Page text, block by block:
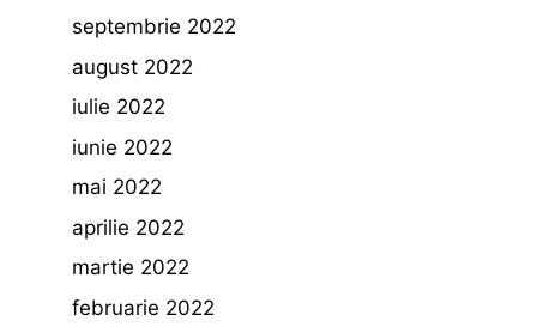
septembrie 2022
august 2022
iulie 2022
iunie 2022
mai 2022
aprilie 2022
martie 2022
februarie 2022